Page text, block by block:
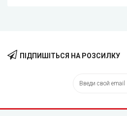
ПІДПИШІТЬСЯ НА РОЗСИЛКУ